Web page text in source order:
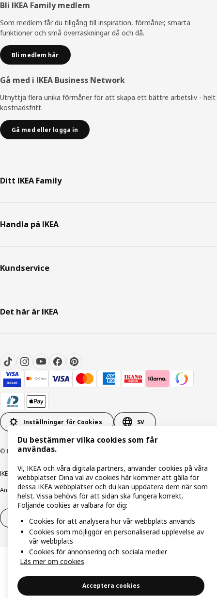
Sidfot
Bli IKEA Family medlem
Som medlem får du tillgång till inspiration, förmåner, smarta
funktioner och små överraskningar då och då.
Bli medlem här
Gå med i IKEA Business Network
Utnyttja flera unika förmåner för att skapa ett bättre arbetsliv - helt
kostnadsfritt.
Gå med eller logga in
Ditt IKEA Family
Handla på IKEA
Kundservice
Det här är IKEA
Inställningar för Cookies SV
© Inter IKEA Systems B.V. 1999-2026
IKEA Family integritetspolicy IntegritetspolicyCookiepolicy
Ansvarsfullt avslöjandepolicyE-postKöp- & leveransvillkorBolagsinformation
Utöva ångerrätt Utöva ångerrätten för tjänster
Du bestämmer vilka cookies som får
användas.
Vi, IKEA och våra digitala partners, använder cookies på våra
webbplatser. Dina val av cookies här kommer att gälla för
dessa IKEA webbplatser och du kan uppdatera dem när som
helst. Vissa behövs för att sidan ska fungera korrekt.
Följande cookies är valbara för dig:
Cookies för att analysera hur vår webbplats används
Cookies som möjliggör en personaliserad upplevelse av
vår webbplats
Cookies för annonsering och sociala medier
Läs mer om cookies
Acceptera cookies